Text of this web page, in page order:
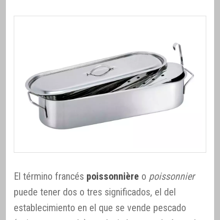
El término francés poissonnière o poissonnier
puede tener dos o tres significados, el del
establecimiento en el que se vende pescado